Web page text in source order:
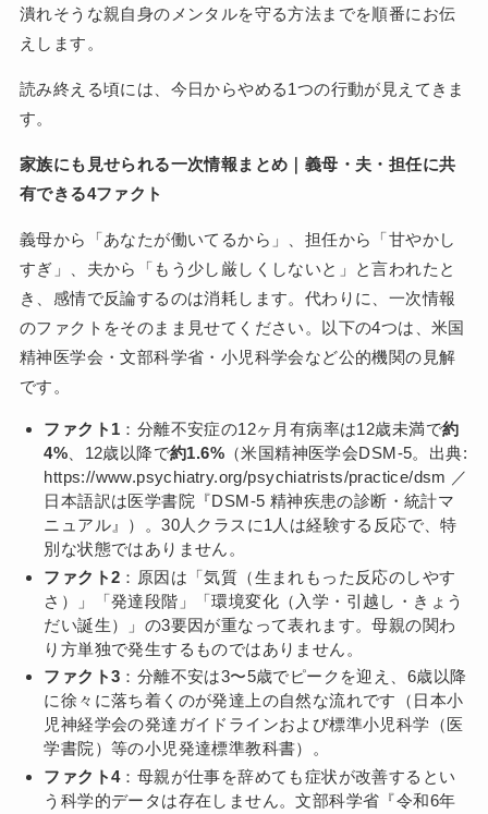
潰れそうな親自身のメンタルを守る方法までを順番にお伝
えします。
読み終える頃には、今日からやめる1つの行動が見えてきま
す。
家族にも見せられる一次情報まとめ｜義母・夫・担任に共
有できる4ファクト
義母から「あなたが働いてるから」、担任から「甘やかし
すぎ」、夫から「もう少し厳しくしないと」と言われたと
き、感情で反論するのは消耗します。代わりに、一次情報
のファクトをそのまま見せてください。以下の4つは、米国
精神医学会・文部科学省・小児科学会など公的機関の見解
です。
ファクト1 ：分離不安症の12ヶ月有病率は12歳未満で約
4% 、12歳以降で約1.6% （米国精神医学会DSM-5。出典:
https://www.psychiatry.org/psychiatrists/practice/dsm ／
日本語訳は医学書院『DSM-5 精神疾患の診断・統計マ
ニュアル』）。30人クラスに1人は経験する反応で、特
別な状態ではありません。
ファクト2 ：原因は「気質（生まれもった反応のしやす
さ）」「発達段階」「環境変化（入学・引越し・きょう
だい誕生）」の3要因が重なって表れます。母親の関わ
り方単独で発生するものではありません。
ファクト3 ：分離不安は3〜5歳でピークを迎え、6歳以降
に徐々に落ち着くのが発達上の自然な流れです（日本小
児神経学会の発達ガイドラインおよび標準小児科学（医
学書院）等の小児発達標準教科書）。
ファクト4：母親が仕事を辞めても症状が改善するとい
う科学的データは存在しません。文部科学省『令和6年